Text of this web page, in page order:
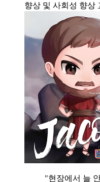
향상 및 사회성 향상
"현장에서 늘